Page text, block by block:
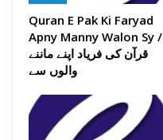
Quran E Pak Ki Faryad
Apny Manny Walon Sy /
قرآن کی فریاد اپنے ماننے
والوں سے